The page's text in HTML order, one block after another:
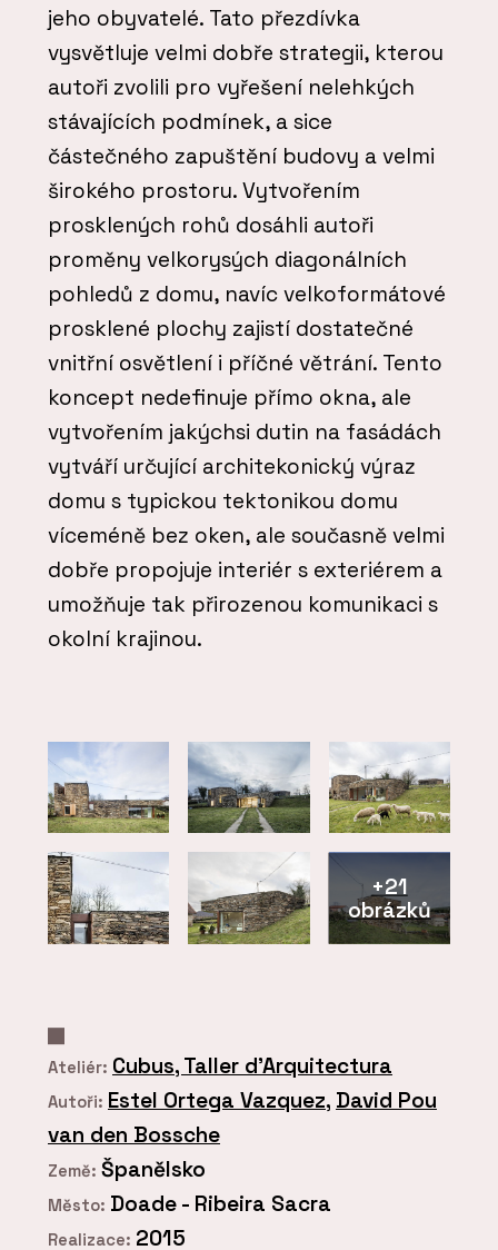
jeho obyvatelé. Tato přezdívka
vysvětluje velmi dobře strategii, kterou
autoři zvolili pro vyřešení nelehkých
stávajících podmínek, a sice
částečného zapuštění budovy a velmi
širokého prostoru. Vytvořením
prosklených rohů dosáhli autoři
proměny velkorysých diagonálních
pohledů z domu, navíc velkoformátové
prosklené plochy zajistí dostatečné
vnitřní osvětlení i příčné větrání. Tento
koncept nedefinuje přímo okna, ale
vytvořením jakýchsi dutin na fasádách
vytváří určující architekonický výraz
domu s typickou tektonikou domu
víceméně bez oken, ale současně velmi
dobře propojuje interiér s exteriérem a
umožňuje tak přirozenou komunikaci s
okolní krajinou.
+21
obrázků
Ateliér: Cubus, Taller d’Arquitectura
Autoři: Estel Ortega Vazquez, David Pou
van den Bossche
Země: Španělsko
Město: Doade - Ribeira Sacra
Realizace: 2015